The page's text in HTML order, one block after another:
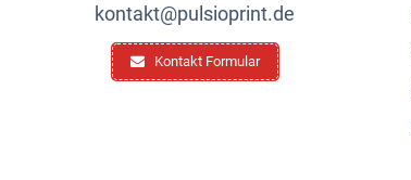
kontakt@pulsioprint.de
Kontakt Formular